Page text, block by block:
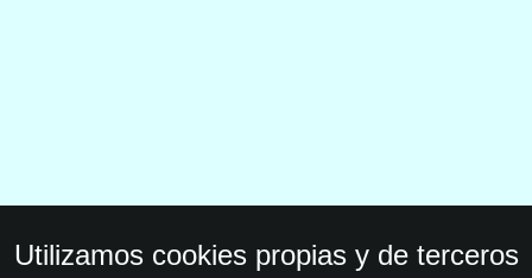
Utilizamos cookies propias y de terceros